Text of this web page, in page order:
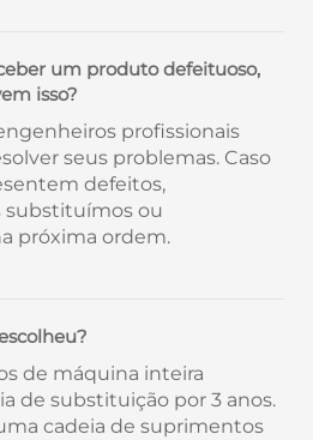
um produto defeituoso,
isso?
profissionais
seus problemas. Caso
defeitos,
substituímos ou
próxima ordem.
de máquina inteira
de substituição por 3 anos.
cadeia de suprimentos